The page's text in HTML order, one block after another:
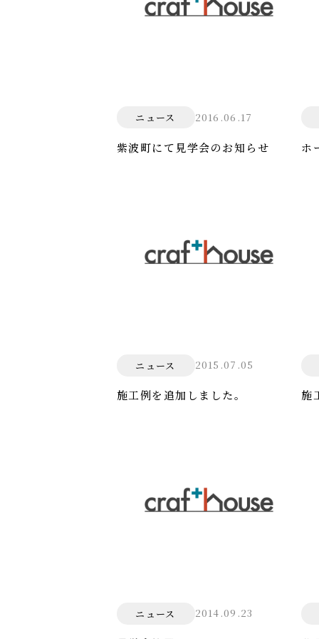
ニュース 2016.06.17
紫波町にて見学会のお知らせ
ホ
ニュース 2015.07.05
施工例を追加しました。 施
ニュース 2014.09.23